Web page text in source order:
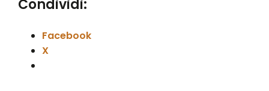
Condividi:
Facebook
X